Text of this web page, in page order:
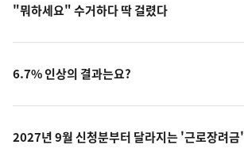
"뭐하세요" 수거하다 딱 걸렸다
6.7% 인상의 결과는요?
2027년 9월 신청분부터 달라지는 '근로장려금'